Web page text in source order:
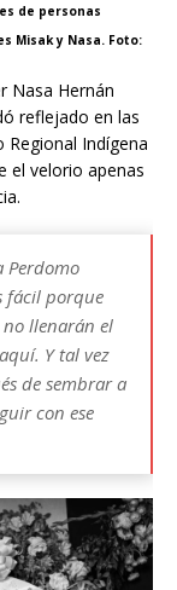
de personas
Misak y Nasa. Foto:
Nasa Hernán
reflejado en las
Regional Indígena
el velorio apenas
Perdomo
fácil porque
no llenarán el
Y tal vez
de sembrar a
con ese